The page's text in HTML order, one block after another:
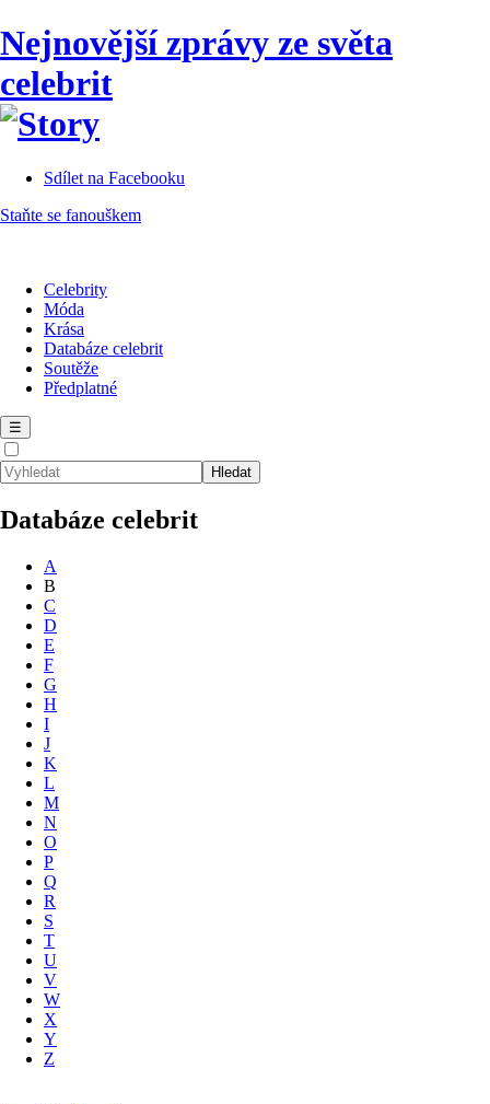
Nejnovější zprávy ze světa
celebrit
Sdílet na Facebooku
Staňte se fanouškem
Celebrity
Móda
Krása
Databáze celebrit
Soutěže
Předplatné
☰
Databáze celebrit
A
B
C
D
E
F
G
H
I
J
K
L
M
N
O
P
Q
R
S
T
U
V
W
X
Y
Z